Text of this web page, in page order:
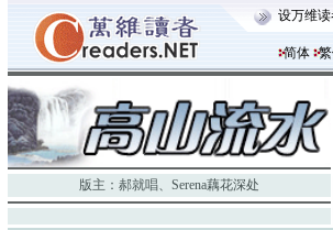
设万维
简体
版主： 郝就唱、 Serena藕花深处